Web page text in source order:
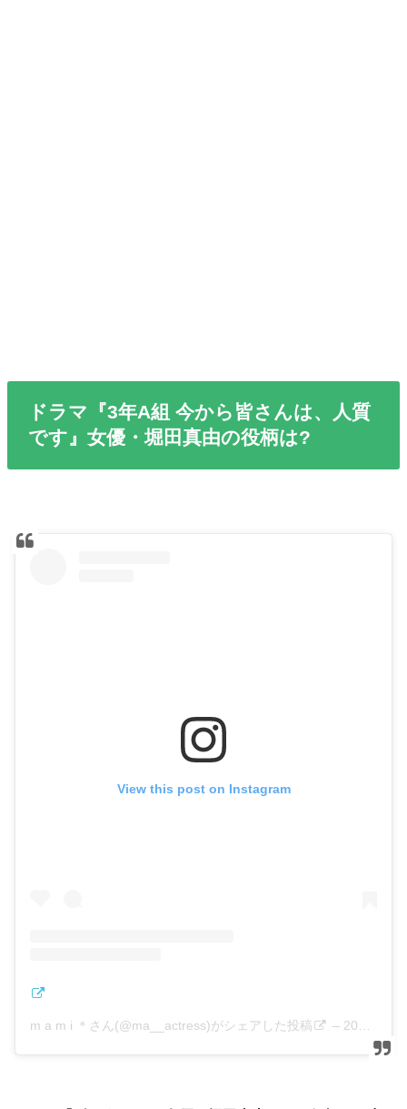
ドラマ『3年A組 今から皆さんは、人質
です』女優・堀田真由の役柄は?
View this post on Instagram
m a m i ＊さん(@ma__actress)がシェアした投稿 – 2019年 1月月13日午前5時05分PST